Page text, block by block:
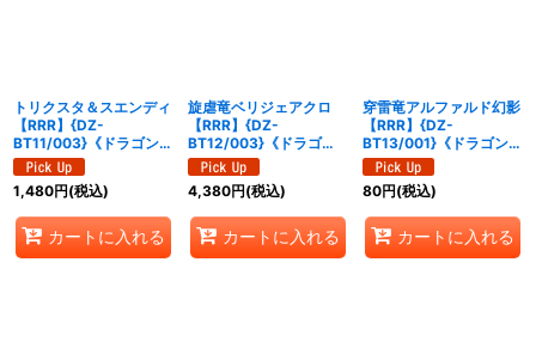
トリクスタ＆スエンディ
【RRR】{DZ-
BT11/003}《ドラゴンエ
ンパイア》
1,480円(税込)
カートに入れる
旋虐竜ベリジェアクロ
【RRR】{DZ-
BT12/003}《ドラゴン
エンパイア》
4,380円(税込)
カートに入れる
穿雷竜アルファルド幻影
【RRR】{DZ-
BT13/001}《ドラゴンエ
ンパイア》
80円(税込)
カートに入れる